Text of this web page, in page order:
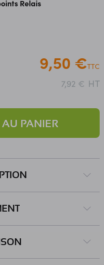
fabricant: 1643
Relais
9,50 €TTC
7,92 € HT
AU PANIER